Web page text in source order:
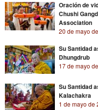
Oración de
Chushi
Association
20 de mayo
Su Santidad
Dhungdrub
17 de mayo
Su Santidad
Kalachakra
1 de mayo de